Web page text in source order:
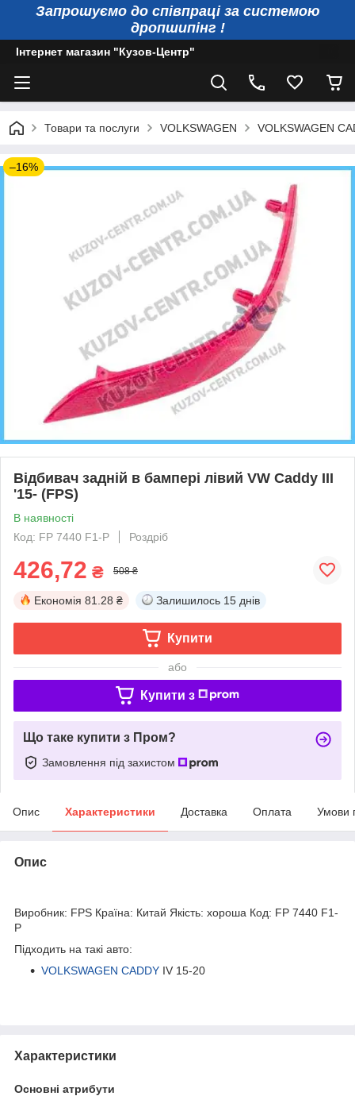
Запрошуємо до співпраці за системою
дропшипінг !
Інтернет магазин "Кузов-Центр"
Товари та послуги VOLKSWAGEN VOLKSWAGEN
–16%
Відбивач задній в бампері лівий VW Caddy III
'15- (FPS)
В наявності
Код: FP 7440 F1-P
Роздріб
426,72 ₴ 508 ₴
Економія 81.28 ₴ Залишилось 15 днів
Купити
або
Купити з
Що таке купити з Пром?
Замовлення під захистом
Опис Характеристики Доставка Оплата Умови
Опис
Виробник: FPS Країна: Китай Якість: хороша Код: FP 7440 F1-
P
Підходить на такі авто:
VOLKSWAGEN CADDY IV 15-20
Характеристики
Основні атрибути